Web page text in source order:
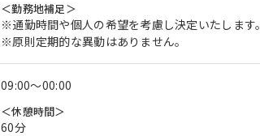
＜勤務地補足＞
※通勤時間や個人の希望を考慮し決定いたします。
※原則定期的な異動はありません。
09:00〜00:00
＜休憩時間＞
60分